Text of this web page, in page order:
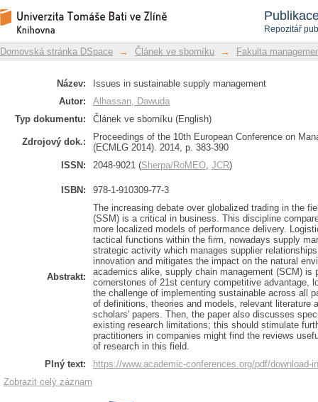
Repozitář
Issues in sustainable supply
Repozitář DSpace/Manakin
Domovská stránka DSpace → Článek ve sborníku → Fakulta
Název:
Issues in sustainable supply management
Autor:
Alhassan, Dawuda
Typ dokumentu:
Článek ve sborníku (English)
Zdrojový dok.:
Proceedings of the 10th European Conference on
(ECMLG 2014). 2014, p. 383-390
ISSN:
2048-9021 (Sherpa/RoMEO, JCR)
ISBN: 978-1-910309-77-3
Abstrakt:
The increasing debate over globalized trading in the
(SSM) is a critical in business. This discipline
more localized models of performance delivery.
tactical functions within the firm, nowadays supply
strategic activity which manages supplier
innovation and mitigates the impact on the natural
academics alike, supply chain management (SCM) is
cornerstones of 21st century competitive advantage,
the challenge of implementing sustainable across all
of definitions, theories and models, relevant literature
scholars' papers. Then, the paper also discusses
existing research limitations; this should stimulate
practitioners in companies might find the reviews
of research in this field.
Plný text:
https://www.academic-conferences.org/pdf/download-
Zobrazit celý záznam